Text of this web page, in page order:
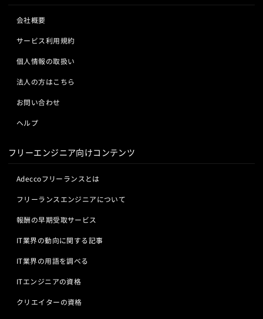
会社概要
サービス利用規約
個人情報の取扱い
法人の方はこちら
お問い合わせ
ヘルプ
フリーエンジニア向けコンテンツ
Adeccoフリーランスとは
フリーランスエンジニアについて
報酬の早期受取サービス
IT業界の動向に関する記事
IT業界の用語を調べる
ITエンジニアの資格
クリエイターの資格